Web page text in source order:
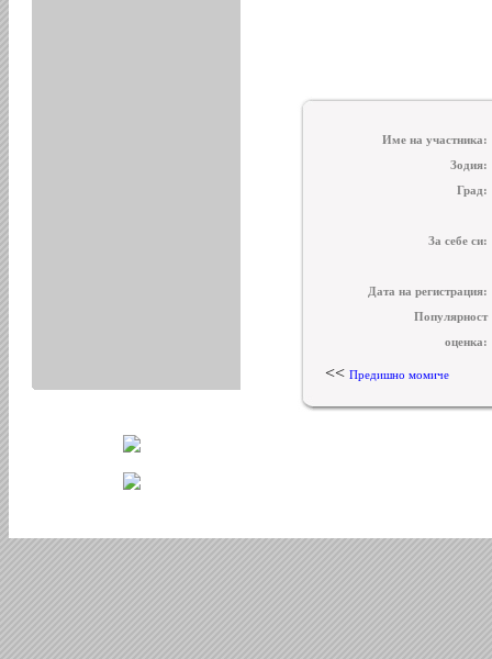
Име на участника:
Зодия:
Град:
За себе си:
Дата на регистрация:
Популярност
оценка:
<< Предишно момиче